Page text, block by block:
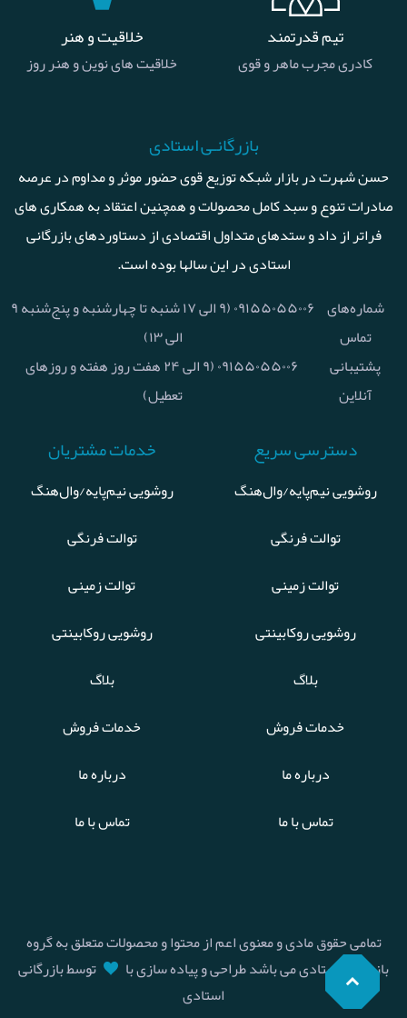
تیم قدرتمند
کادری مجرب ماهر و قوی
خلاقیت و هنر
خلاقیت های نوین و هنر روز
بازرگانـی استادی
حسن شهرت در بازار شبکه توزیع قوی حضور موثر و مداوم در عرصه
صادرات تنوع و سبد کامل محصولات و همچنین اعتقاد به همکاری های
فراتر از داد و ستدهای متداول اقتصادی از دستاوردهای بازرگانی
استادی در این سالها بوده است.
شماره‌های
تماس
۰۹۱۵۵۰۵۵۰۰۶ (۹ الی ۱۷ شنبه تا چهارشنبه و پنج‌شنبه ۹
الی ۱۳)
پشتیبانی
آنلاین
۰۹۱۵۵۰۵۵۰۰۶ (۹ الی ۲۴ هفت روز هفته و روزهای
تعطیل)
دسترسی سریع
روشویی نیم‌پایه/وال‌هنگ
توالت فرنگی
توالت زمینی
روشویی روکابینتی
بلاگ
خدمات فروش
درباره ما
تماس با ما
خدمات مشتریان
روشویی نیم‌پایه/وال‌هنگ
توالت فرنگی
توالت زمینی
روشویی روکابینتی
بلاگ
خدمات فروش
درباره ما
تماس با ما
تمامی حقوق مادی و معنوی اعم از محتوا و محصولات متعلق به گروه
بازرگانی استادی می باشد طراحی و پیاده سازی با
توسط بازرگانی
استادی